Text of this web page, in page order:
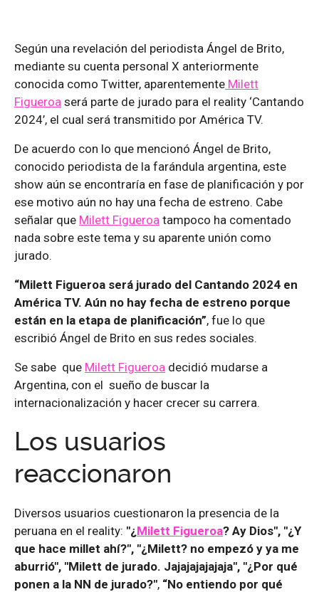
Según una revelación del periodista Ángel de Brito,
mediante su cuenta personal X anteriormente
conocida como Twitter, aparentemente Milett
Figueroa será parte de jurado para el reality ‘Cantando
2024’, el cual será transmitido por América TV.
De acuerdo con lo que mencionó Ángel de Brito,
conocido periodista de la farándula argentina, este
show aún se encontraría en fase de planificación y por
ese motivo aún no hay una fecha de estreno. Cabe
señalar que Milett Figueroa tampoco ha comentado
nada sobre este tema y su aparente unión como
jurado.
“Milett Figueroa será jurado del Cantando 2024 en
América TV. Aún no hay fecha de estreno porque
están en la etapa de planificación”, fue lo que
escribió Ángel de Brito en sus redes sociales.
Se sabe que Milett Figueroa decidió mudarse a
Argentina, con el sueño de buscar la
internacionalización y hacer crecer su carrera.
Los usuarios
reaccionaron
Diversos usuarios cuestionaron la presencia de la
peruana en el reality: "¿Milett Figueroa? Ay Dios", "¿Y
que hace millet ahí?", "¿Milett? no empezó y ya me
aburrió", "Milett de jurado. Jajajajajajaja", "¿Por qué
ponen a la NN de jurado?", “No entiendo por qué